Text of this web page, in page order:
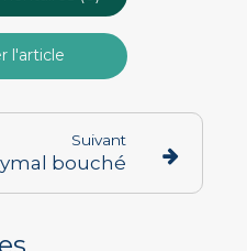
l'article
Suivant
bouché